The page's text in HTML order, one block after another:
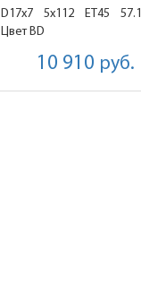
D17x7 5x112 ET45
57.1
Цвет BD
10 910 руб.